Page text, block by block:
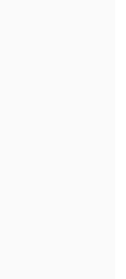
y alcalde